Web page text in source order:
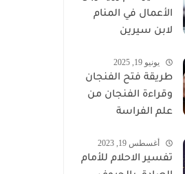
الأعمال في المنام
لابن سيرين
يونيو 19, 2025
طريقة فتح الفنجان
وقراءة الفنجان من
علم الفراسة
أغسطس 19, 2023
تفسير الاحلام للأمام